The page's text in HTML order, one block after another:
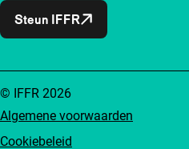
Steun IFFR
Algemene voorwaarden
Cookiebeleid
© IFFR 2026